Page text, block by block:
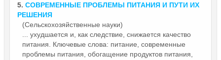
5. СОВРЕМЕННЫЕ ПРОБЛЕМЫ ПИТАНИЯ И ПУТИ ИХ
РЕШЕНИЯ
(Сельскохозяйственные науки)
... ухудшается и, как следствие, снижается качество
питания. Ключевые слова: питание, современные
проблемы питания, обогащение продуктов питания,